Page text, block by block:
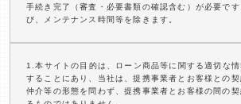
手続き完了（審査・必要書類の確認含む）が必要です
び、メンテナンス時間等を除きます。
1.本サイトの目的は、ローン商品等に関する適切な
することにあり、当社は、提携事業者とお客様との契
仲介等の形態を問わず、提携事業者とお客様の間の